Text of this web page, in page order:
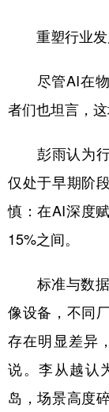
重塑行业发
尽管AI在物
者们也坦言，这
彭雨认为行
仅处于早期阶
慎：在AI深度
15%之间。
标准与数据
像设备，不同
存在明显差异
说。李从越认
岛，场景高度